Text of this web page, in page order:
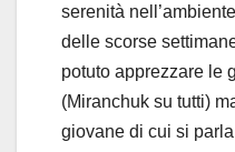
serenità
delle scorse
potuto apprezzare le
(Miranchuk su tutti)
giovane di cui si